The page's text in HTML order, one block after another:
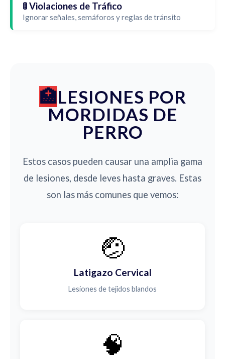
🚦 Violaciones de Tráfico
Ignorar señales, semáforos y reglas de tránsito
LESIONES POR
MORDIDAS DE
PERRO
Estos casos pueden causar una amplia gama
de lesiones, desde leves hasta graves. Estas
son las más comunes que vemos:
🤕
Latigazo Cervical
Lesiones de tejidos blandos
🧠